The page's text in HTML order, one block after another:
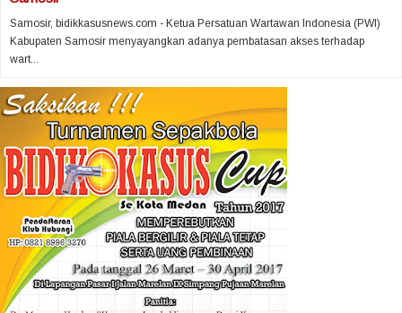
Samosir, bidikkasusnews.com - Ketua Persatuan Wartawan Indonesia (PWI)
Kabupaten Samosir menyayangkan adanya pembatasan akses terhadap
wart...